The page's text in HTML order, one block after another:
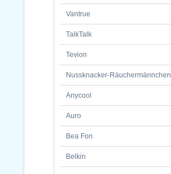
Vantrue
TalkTalk
Tevion
Nussknacker-Räuchermännchen
Anycool
Auro
Bea Fon
Belkin